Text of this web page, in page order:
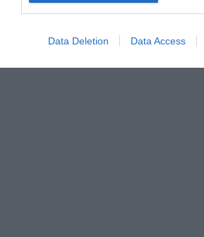
Data Deletion Data Access